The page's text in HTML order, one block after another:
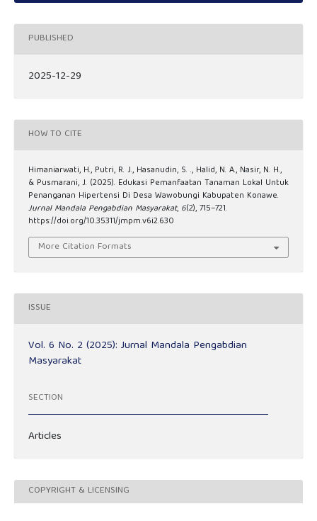
PUBLISHED
2025-12-29
HOW TO CITE
Himaniarwati, H., Putri, R. J., Hasanudin, S. ., Halid, N. A., Nasir, N. H.,
& Pusmarani, J. (2025). Edukasi Pemanfaatan Tanaman Lokal Untuk
Penanganan Hipertensi Di Desa Wawobungi Kabupaten Konawe.
Jurnal Mandala Pengabdian Masyarakat, 6(2), 715–721.
https://doi.org/10.35311/jmpm.v6i2.630
More Citation Formats
ISSUE
Vol. 6 No. 2 (2025): Jurnal Mandala Pengabdian
Masyarakat
SECTION
Articles
COPYRIGHT & LICENSING